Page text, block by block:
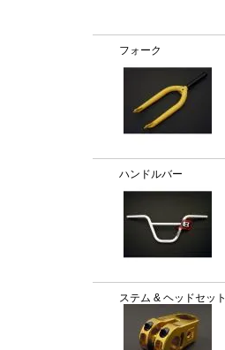
フォーク
ハンドルバー
ステム & ヘッドセット